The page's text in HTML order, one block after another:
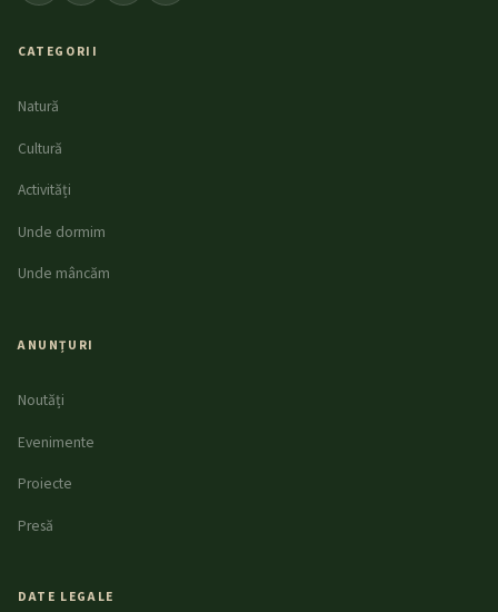
CATEGORII
Natură
Cultură
Activități
Unde dormim
Unde mâncăm
ANUNȚURI
Noutăți
Evenimente
Proiecte
Presă
DATE LEGALE